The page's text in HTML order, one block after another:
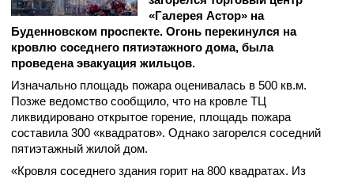
«Галерея Астор» на
Буденновском проспекте. Огонь перекинулся на
кровлю соседнего пятиэтажного дома, была
проведена эвакуация жильцов.
Изначально площадь пожара оценивалась в 500 кв.м.
Позже ведомство сообщило, что на кровле ТЦ
ликвидировано открытое горение, площадь пожара
составила 300 «квадратов». Однако загорелся соседний
пятиэтажный жилой дом.
«Кровля соседнего здания горит на 800 квадратах. Из